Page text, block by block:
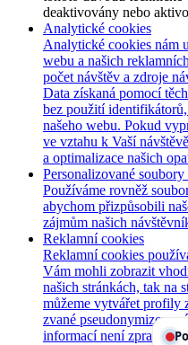
deaktivovány nebo
Analytické cookies
Analytické cookies nám
webu a našich
počet návštěv a zdroje
Data získaná pomocí
bez použití
našeho webu. Pokud
ve vztahu k Vaší
a optimalizace našich
Personalizované
Používáme rovněž
abychom přizpůsobili
zájmům našich
Reklamní cookies
Reklamní cookies
Vám mohli zobrazit
našich stránkách, tak na
můžeme vytvářet profily
zvané
informací není zpravidla
Potřebujete poradit?